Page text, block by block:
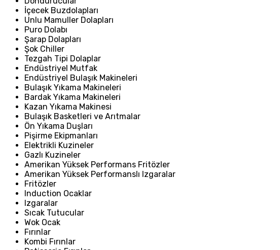
İçecek Buzdolapları
Unlu Mamuller Dolapları
Puro Dolabı
Şarap Dolapları
Şok Chiller
Tezgah Tipi Dolaplar
Endüstriyel Mutfak
Endüstriyel Bulaşık Makineleri
Bulaşık Yıkama Makineleri
Bardak Yıkama Makineleri
Kazan Yıkama Makinesi
Bulaşık Basketleri ve Arıtmalar
Ön Yıkama Duşları
Pişirme Ekipmanları
Elektrikli Kuzineler
Gazlı Kuzineler
Amerikan Yüksek Performans Fritözler
Amerikan Yüksek Performanslı Izgaralar
Fritözler
Induction Ocaklar
Izgaralar
Sıcak Tutucular
Wok Ocak
Fırınlar
Kombi Fırınlar